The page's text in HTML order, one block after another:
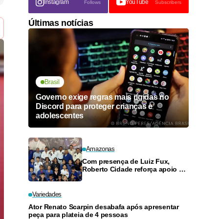
Instagram Follows YouTube Subscribers
Últimas notícias
Brasil
Governo exige regras mais rígidas no
Discord para proteger crianças e
adolescentes
Amazonas
Com presença de Luiz Fux,
Roberto Cidade reforça apoio a
Variedades
Ator Renato Scarpin desabafa após apresentar
peça para plateia de 4 pessoas